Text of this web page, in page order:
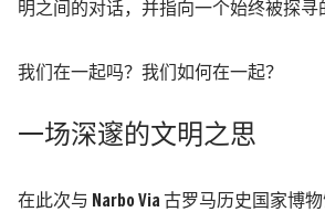
明之间的对话，并指向一个始终被探寻
我们在一起吗？我们如何在一起？
一场深邃的文明之思
在此次与 Narbo Via 古罗马历史国家博